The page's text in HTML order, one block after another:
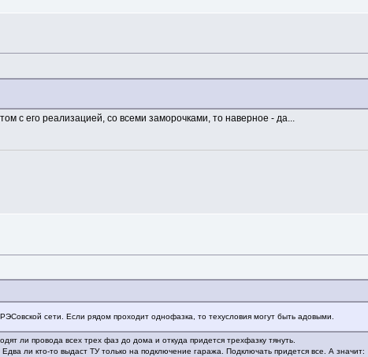
с его реализацией, со всеми заморочками, то наверное - да...
сети. Если рядом проходит однофазка, то техусловия могут быть адовыми.
ли провода всех трех фаз до дома и откуда придется трехфазку тянуть.
ли кто-то выдаст ТУ только на подключение гаража. Подключать придется все. А значит: